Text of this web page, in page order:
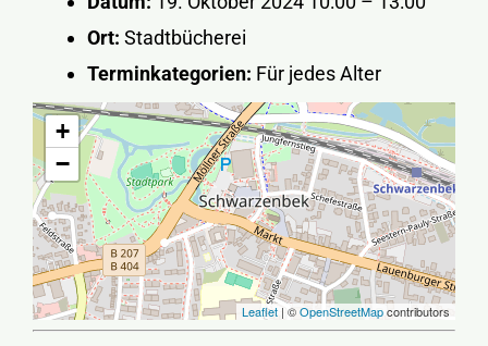
Ort: Stadtbücherei
Terminkategorien: Für jedes Alter
+
−
Leaflet | ©OpenStreetMapcontributors